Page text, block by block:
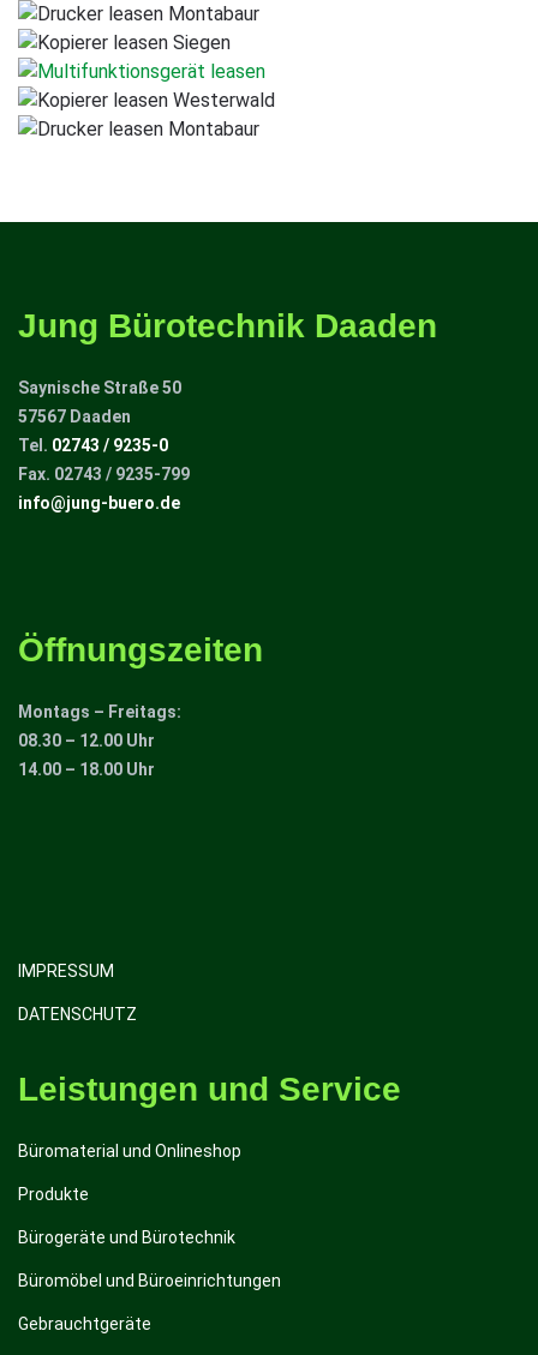
Jung Bürotechnik Daaden
Saynische Straße 50
57567 Daaden
Tel. 02743 / 9235-0
Fax. 02743 / 9235-799
info@jung-buero.de
Öffnungszeiten
Montags – Freitags:
08.30 – 12.00 Uhr
14.00 – 18.00 Uhr
IMPRESSUM
DATENSCHUTZ
Leistungen und Service
Büromaterial und Onlineshop
Produkte
Bürogeräte und Bürotechnik
Büromöbel und Büroeinrichtungen
Gebrauchtgeräte